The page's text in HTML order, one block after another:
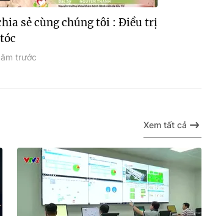
sẻ cùng chúng tôi : Điều trị
trước
Xem tất cả